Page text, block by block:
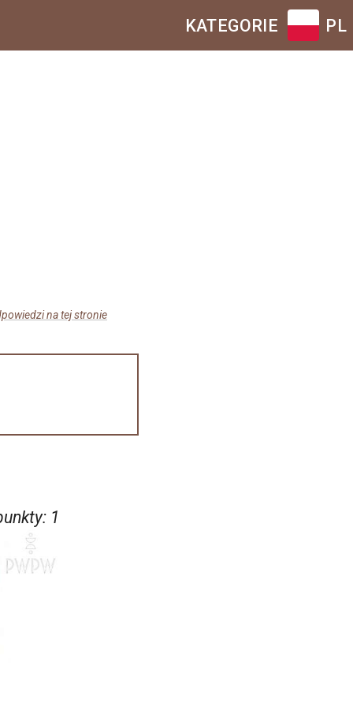
KATEGORIE PL
na tej stronie
: 1